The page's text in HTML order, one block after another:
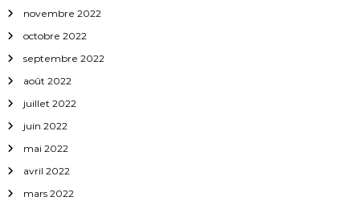
novembre 2022
octobre 2022
septembre 2022
août 2022
juillet 2022
juin 2022
mai 2022
avril 2022
mars 2022